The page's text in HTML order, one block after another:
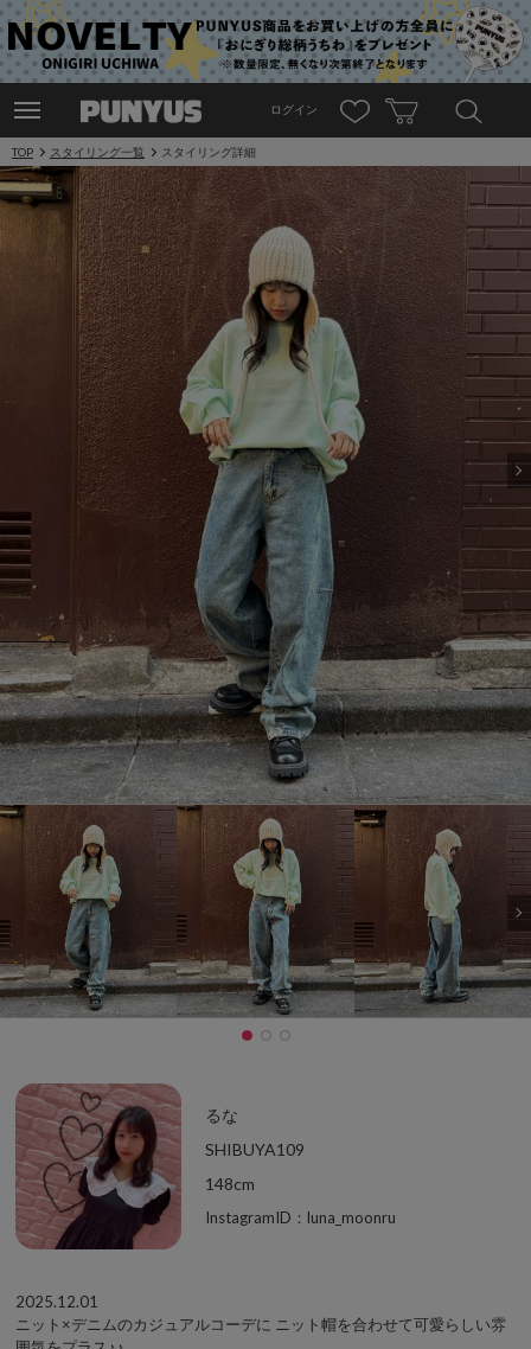
ログイン
TOP スタイリング一覧 スタイリング詳細
るな
SHIBUYA109
148cm
InstagramID：luna_moonru
2025.12.01
ニット×デニムのカジュアルコーデに ニット帽を合わせて可愛らしい雰